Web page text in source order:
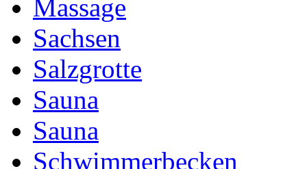
Massage
Sachsen
Salzgrotte
Sauna
Sauna
Schwimmerbecken